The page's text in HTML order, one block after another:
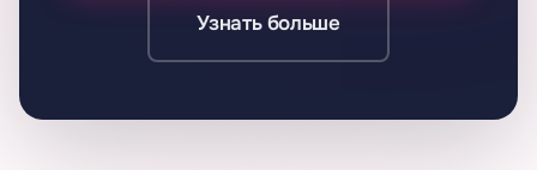
Узнать больше